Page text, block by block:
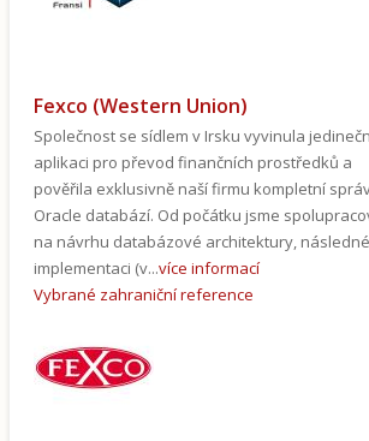
Fexco (Western Union)
Společnost se sídlem v Irsku vyvinula
aplikaci pro převod finančních prostředků a
pověřila exklusivně naší firmu kompletní
Oracle databází. Od počátku jsme
na návrhu databázové architektury, následné
implementaci (v...více informací
Vybrané zahraniční reference